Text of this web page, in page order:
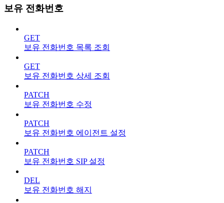
보유 전화번호
GET
보유 전화번호 목록 조회
GET
보유 전화번호 상세 조회
PATCH
보유 전화번호 수정
PATCH
보유 전화번호 에이전트 설정
PATCH
보유 전화번호 SIP 설정
DEL
보유 전화번호 해지